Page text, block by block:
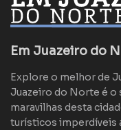
Em Juazeiro do
Explore o melhor de
Juazeiro do Norte é o
maravilhas desta
turísticos imperdíveis